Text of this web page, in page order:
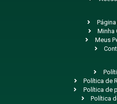
Página
Minha
Meus
Política de
Política de
Política